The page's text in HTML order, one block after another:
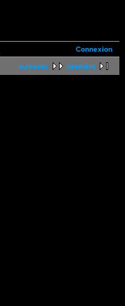
Connexion
suivante dernière